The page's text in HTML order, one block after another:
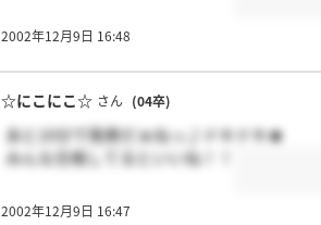
2002年12月9日 16:48
☆にこにこ☆ さん (04卒)
あと10分で発表だぁねっ♪ドキドキ★
みんな合格してるといいね！！
2002年12月9日 16:47